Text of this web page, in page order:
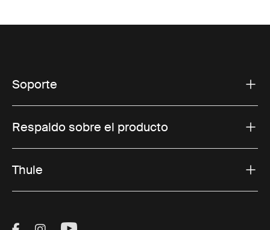
Soporte
Respaldo sobre el producto
Thule